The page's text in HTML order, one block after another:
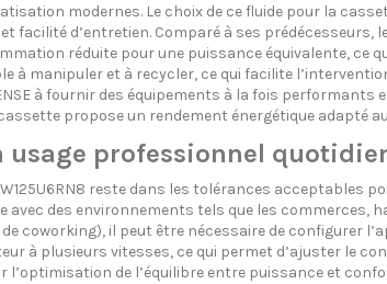
modernes. Le choix de ce fluide pour la
d’entretien. Comparé à ses prédécesseurs,
réduite pour une puissance équivalente,
manipuler et à recycler, ce qui facilite
à fournir des équipements à la fois
propose un rendement énergétique adapté
usage professionnel
reste dans les tolérances
des environnements tels que les commerces,
coworking), il peut être nécessaire de configurer
à plusieurs vitesses, ce qui permet d’ajuster le
l’optimisation de l’équilibre entre puissance et